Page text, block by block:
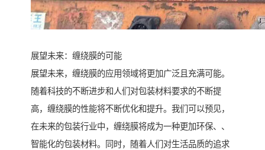
展望未来：缠绕膜的可能
展望未来，缠绕膜的应用领域将更加广泛且充满可能。
随着科技的不断进步和人们对包装材料要求的不断提
高，缠绕膜的性能将不断优化和提升。我们可以预见，
在未来的包装行业中，缠绕膜将成为一种更加环保、、
智能化的包装材料。同时，随着人们对生活品质的追求